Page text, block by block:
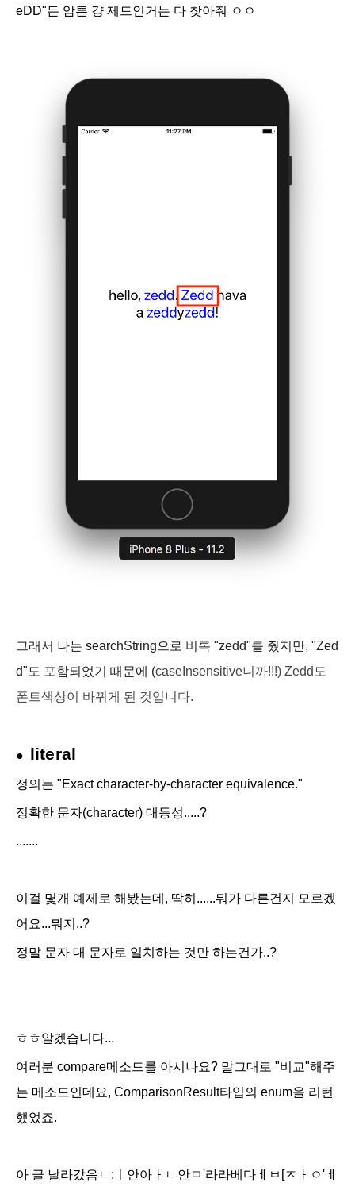
eDD"든 암튼 걍 제드인거는 다 찾아줘 ㅇㅇ
그래서 나는 searchString으로 비록 "zedd"를 줬지만, "Zed
d"도 포함되었기 때문에 (case Insensitive니까!!!) Zedd도
폰트색상이 바뀌게 된 것입니다.
● literal
정의는 "Exact character-by-character equivalence."
정확한 문자(character) 대등성.....?
.......
이걸 몇개 예제로 해봤는데, 딱히......뭐가 다른건지 모르겠
어요...뭐지..?
정말 문자 대 문자로 일치하는 것만 하는건가..?
ㅎㅎ알겠습니다...
여러분 compare메소드를 아시나요? 말그대로 "비교"해주
는 메소드인데요, ComparisonResult타입의 enum을 리턴
했었죠.
아 글 날라갔음ㄴ;ㅣ안아ㅏㄴ안ㅁ'라라베다ㅔㅂ[ㅈㅏㅇ'ㅔ